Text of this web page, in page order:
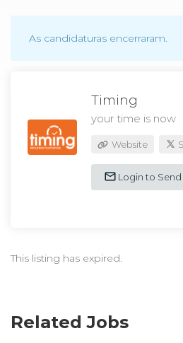
As candidaturas encerraram.
Timing
your time is now
Website
Login to Send
This listing has expired.
Related Jobs